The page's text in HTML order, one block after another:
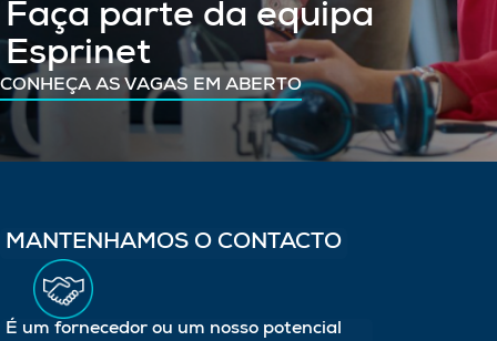
Faça parte da equipa
Esprinet
CONHEÇA AS VAGAS EM ABERTO
MANTENHAMOS O CONTACTO
É um fornecedor ou um nosso potencial